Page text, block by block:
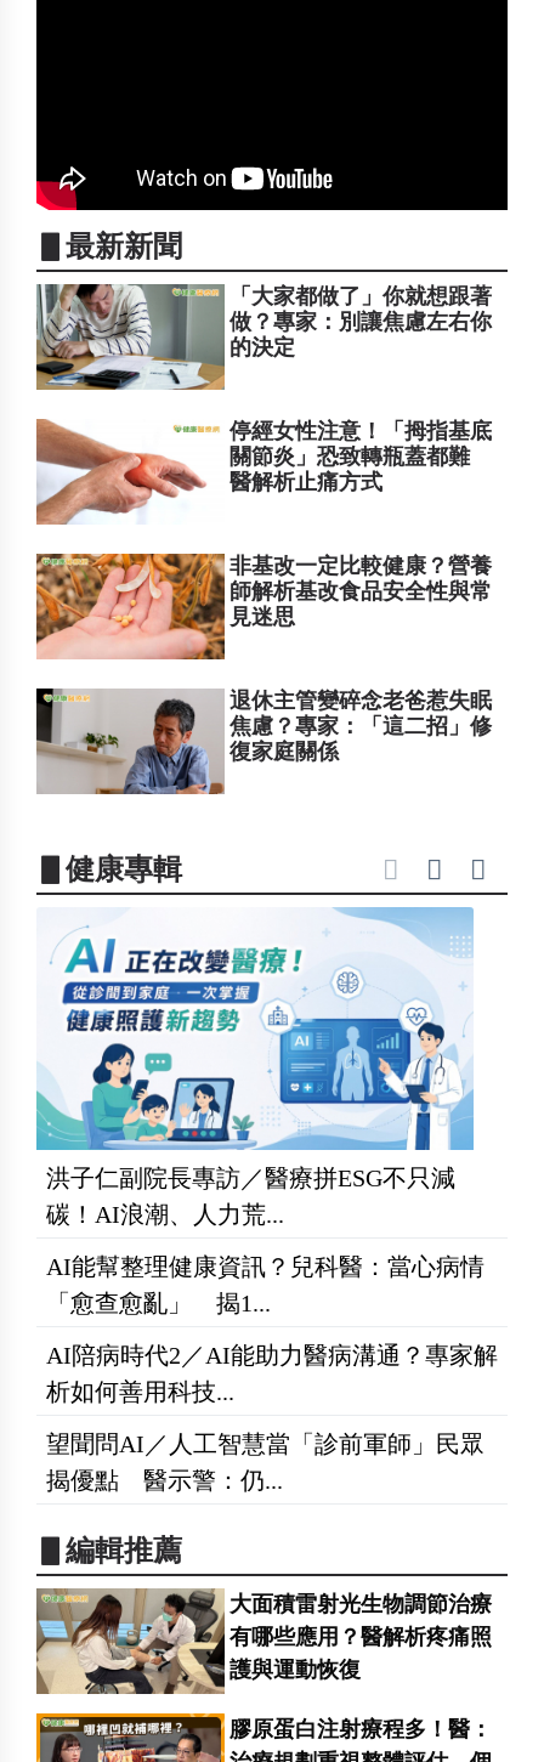
▋最新新聞
「大家都做了」你就想跟著
做？專家：別讓焦慮左右你
的決定
停經女性注意！「拇指基底
關節炎」恐致轉瓶蓋都難
醫解析止痛方式
非基改一定比較健康？營養
師解析基改食品安全性與常
見迷思
退休主管變碎念老爸惹失眠
焦慮？專家：「這二招」修
復家庭關係
▋健康專輯
洪子仁副院長專訪／醫療拼ESG不只減
碳！AI浪潮、人力荒...
AI能幫整理健康資訊？兒科醫：當心病情
「愈查愈亂」 揭1...
AI陪病時代2／AI能助力醫病溝通？專家解
析如何善用科技...
望聞問AI／人工智慧當「診前軍師」民眾
揭優點 醫示警：仍...
▋編輯推薦
大面積雷射光生物調節治療
有哪些應用？醫解析疼痛照
護與運動恢復
膠原蛋白注射療程多！醫：